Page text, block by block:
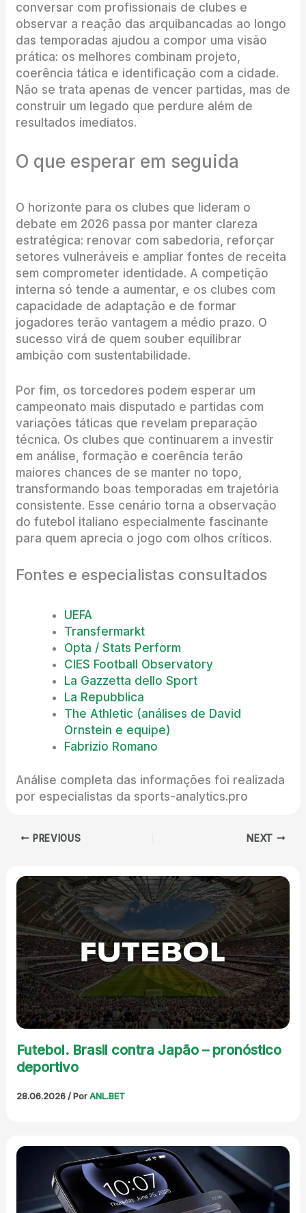
conversar com profissionais de clubes e
observar a reação das arquibancadas ao longo
das temporadas ajudou a compor uma visão
prática: os melhores combinam projeto,
coerência tática e identificação com a cidade.
Não se trata apenas de vencer partidas, mas de
construir um legado que perdure além de
resultados imediatos.
O que esperar em seguida
O horizonte para os clubes que lideram o
debate em 2026 passa por manter clareza
estratégica: renovar com sabedoria, reforçar
setores vulneráveis e ampliar fontes de receita
sem comprometer identidade. A competição
interna só tende a aumentar, e os clubes com
capacidade de adaptação e de formar
jogadores terão vantagem a médio prazo. O
sucesso virá de quem souber equilibrar
ambição com sustentabilidade.
Por fim, os torcedores podem esperar um
campeonato mais disputado e partidas com
variações táticas que revelam preparação
técnica. Os clubes que continuarem a investir
em análise, formação e coerência terão
maiores chances de se manter no topo,
transformando boas temporadas em trajetória
consistente. Esse cenário torna a observação
do futebol italiano especialmente fascinante
para quem aprecia o jogo com olhos críticos.
Fontes e especialistas consultados
UEFA
Transfermarkt
Opta / Stats Perform
CIES Football Observatory
La Gazzetta dello Sport
La Repubblica
The Athletic (análises de David
Ornstein e equipe)
Fabrizio Romano
Análise completa das informações foi realizada
por especialistas da sports-analytics.pro
PREVIOUS NEXT
Futebol. Brasil contra Japão – pronóstico
deportivo
28.06.2026/ PorANL.BET